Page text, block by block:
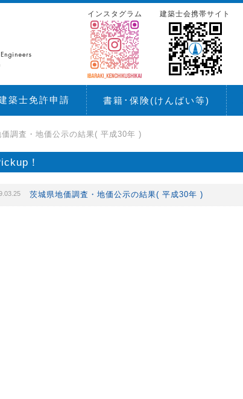
建築士会携帯サイト
インスタグラム
築士免許申請 書籍･保険(けんばい等)
価調査・地価公示の結果( 平成30年 )
！
茨城県地価調査・地価公示の結果( 平成30年 )